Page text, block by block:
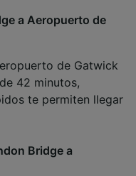
a Aeropuerto de
de Gatwick
42 minutos,
te permiten llegar
Bridge a